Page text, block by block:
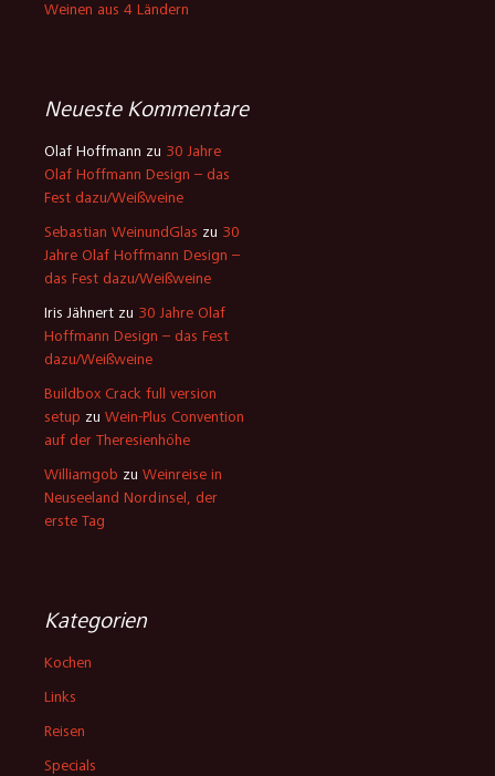
Weinen aus 4 Ländern
Neueste Kommentare
Olaf Hoffmann zu 30 Jahre
Olaf Hoffmann Design – das
Fest dazu/Weißweine
Sebastian WeinundGlas zu 30
Jahre Olaf Hoffmann Design –
das Fest dazu/Weißweine
Iris Jähnert zu 30 Jahre Olaf
Hoffmann Design – das Fest
dazu/Weißweine
Buildbox Crack full version
setup zu Wein-Plus Convention
auf der Theresienhöhe
Williamgob zu Weinreise in
Neuseeland Nordinsel, der
erste Tag
Kategorien
Kochen
Links
Reisen
Specials